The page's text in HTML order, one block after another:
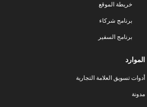
خريطة الموقع
برنامج شركاء
برنامج السفير
الموارد
أدوات تسويق العلامة التجارية
مدونة